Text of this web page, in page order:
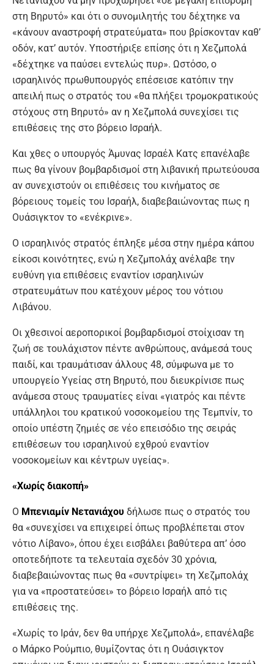
στη Βηρυτό» και ότι ο συνομιλητής του δέχτηκε να
«κάνουν αναστροφή στρατεύματα» που βρίσκονταν καθ’
οδόν, κατ’ αυτόν. Υποστήριξε επίσης ότι η Χεζμπολά
«δέχτηκε να παύσει εντελώς πυρ». Ωστόσο, ο
ισραηλινός πρωθυπουργός επέσεισε κατόπιν την
απειλή πως ο στρατός του «θα πλήξει τρομοκρατικούς
στόχους στη Βηρυτό» αν η Χεζμπολά συνεχίσει τις
επιθέσεις της στο βόρειο Ισραήλ.
Και χθες ο υπουργός Άμυνας Ισραέλ Κατς επανέλαβε
πως θα γίνουν βομβαρδισμοί στη λιβανική πρωτεύουσα
αν συνεχιστούν οι επιθέσεις του κινήματος σε
βόρειους τομείς του Ισραήλ, διαβεβαιώνοντας πως η
Ουάσιγκτον το «ενέκρινε».
Ο ισραηλινός στρατός έπληξε μέσα στην ημέρα κάπου
είκοσι κοινότητες, ενώ η Χεζμπολάχ ανέλαβε την
ευθύνη για επιθέσεις εναντίον ισραηλινών
στρατευμάτων που κατέχουν μέρος του νότιου
Λιβάνου.
Οι χθεσινοί αεροπορικοί βομβαρδισμοί στοίχισαν τη
ζωή σε τουλάχιστον πέντε ανθρώπους, ανάμεσά τους
παιδί, και τραυμάτισαν άλλους 48, σύμφωνα με το
υπουργείο Υγείας στη Βηρυτό, που διευκρίνισε πως
ανάμεσα στους τραυματίες είναι «γιατρός και πέντε
υπάλληλοι του κρατικού νοσοκομείου της Τεμπνίν, το
οποίο υπέστη ζημιές σε νέο επεισόδιο της σειράς
επιθέσεων του ισραηλινού εχθρού εναντίον
νοσοκομείων και κέντρων υγείας».
«Χωρίς διακοπή»
Ο Μπενιαμίν Νετανιάχου δήλωσε πως ο στρατός του
θα «συνεχίσει να επιχειρεί όπως προβλέπεται στον
νότιο Λίβανο», όπου έχει εισβάλει βαθύτερα απ’ όσο
οποτεδήποτε τα τελευταία σχεδόν 30 χρόνια,
διαβεβαιώνοντας πως θα «συντρίψει» τη Χεζμπολάχ
για να «προστατεύσει» το βόρειο Ισραήλ από τις
επιθέσεις της.
«Χωρίς το Ιράν, δεν θα υπήρχε Χεζμπολά», επανέλαβε
ο Μάρκο Ρούμπιο, θυμίζοντας ότι η Ουάσιγκτον